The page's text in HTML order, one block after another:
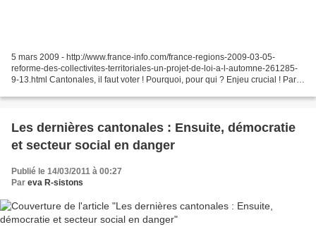
5 mars 2009 - http://www.france-info.com/france-regions-2009-03-05-
reforme-des-collectivites-territoriales-un-projet-de-loi-a-l-automne-261285-
9-13.html Cantonales, il faut voter ! Pourquoi, pour qui ? Enjeu crucial ! Par
Les dernières cantonales : Ensuite, démocratie
et secteur social en danger
Publié le 14/03/2011 à 00:27
Par eva R-sistons